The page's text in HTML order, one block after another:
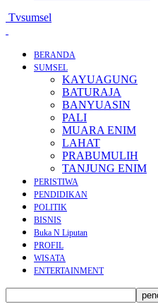
Tvsumsel
BERANDA
SUMSEL
KAYUAGUNG
BATURAJA
BANYUASIN
PALI
MUARA ENIM
LAHAT
PRABUMULIH
TANJUNG ENIM
PERISTIWA
PENDIDIKAN
POLITIK
BISNIS
Buka N Liputan
PROFIL
WISATA
ENTERTAINMENT